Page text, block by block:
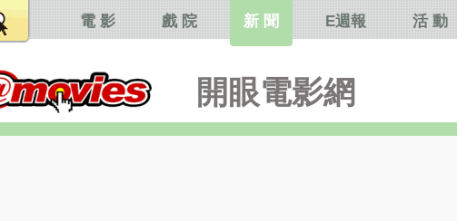
開眼電影網
電 影 戲 院 新 聞 E週報 活 動